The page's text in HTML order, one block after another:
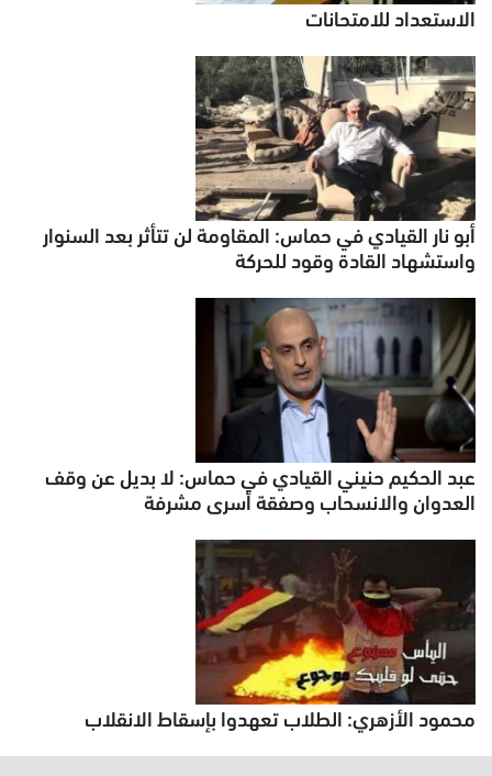
الاستعداد للامتحانات
أبو نار القيادي في حماس: المقاومة لن تتأثر بعد السنوار
واستشهاد القادة وقود للحركة
عبد الحكيم حنيني القيادي في حماس: لا بديل عن وقف
العدوان والانسحاب وصفقة أسرى مشرفة
محمود الأزهري: الطلاب تعهدوا بإسقاط الانقلاب